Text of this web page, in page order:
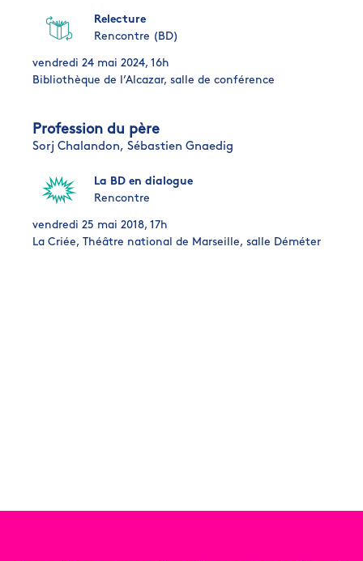
Relecture
Rencontre (BD)
vendredi 24 mai 2024, 16h
Bibliothèque de l’Alcazar, salle de conférence
Profession du père
Sorj Chalandon, Sébastien Gnaedig
La BD en dialogue
Rencontre
vendredi 25 mai 2018, 17h
La Criée, Théâtre national de Marseille, salle Déméter